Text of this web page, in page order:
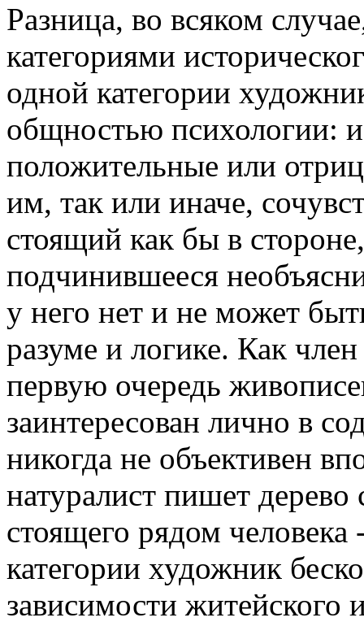
Разница, во всяком
категориями
одной категории
общностью психологии:
положительные или
им, так или иначе,
стоящий как бы в
подчинившееся
у него нет и не может
разуме и логике. Как
первую очередь
заинтересован лично в
никогда не объективен
натуралист пишет
стоящего рядом
категории художник
зависимости житейского